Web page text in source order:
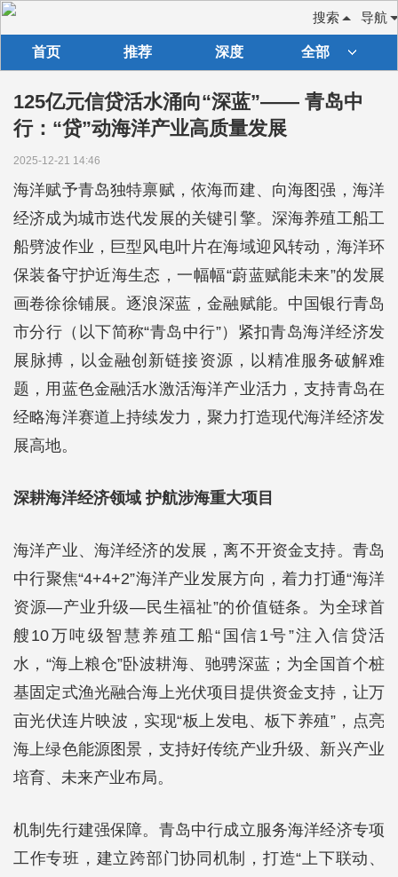
导航
搜索
首页 推荐 深度 全部
125亿元信贷活水涌向“深蓝”—— 青岛中
行：“贷”动海洋产业高质量发展
2025-12-21 14:46
海洋赋予青岛独特禀赋，依海而建、向海图强，海洋
经济成为城市迭代发展的关键引擎。深海养殖工船工
船劈波作业，巨型风电叶片在海域迎风转动，海洋环
保装备守护近海生态，一幅幅“蔚蓝赋能未来”的发展
画卷徐徐铺展。逐浪深蓝，金融赋能。中国银行青岛
市分行（以下简称“青岛中行”）紧扣青岛海洋经济发
展脉搏，以金融创新链接资源，以精准服务破解难
题，用蓝色金融活水激活海洋产业活力，支持青岛在
经略海洋赛道上持续发力，聚力打造现代海洋经济发
展高地。
深耕海洋经济领域 护航涉海重大项目
海洋产业、海洋经济的发展，离不开资金支持。青岛
中行聚焦“4+4+2”海洋产业发展方向，着力打通“海洋
资源—产业升级—民生福祉”的价值链条。为全球首
艘10万吨级智慧养殖工船“国信1号”注入信贷活
水，“海上粮仓”卧波耕海、驰骋深蓝；为全国首个桩
基固定式渔光融合海上光伏项目提供资金支持，让万
亩光伏连片映波，实现“板上发电、板下养殖”，点亮
海上绿色能源图景，支持好传统产业升级、新兴产业
培育、未来产业布局。
机制先行建强保障。青岛中行成立服务海洋经济专项
工作专班，建立跨部门协同机制，打造“上下联动、